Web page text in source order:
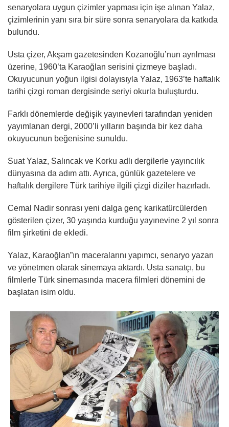
senaryolara uygun çizimler yapması için işe alınan Yalaz,
çizimlerinin yanı sıra bir süre sonra senaryolara da katkıda
bulundu.
Usta çizer, Akşam gazetesinden Kozanoğlu’nun ayrılması
üzerine, 1960’ta Karaoğlan serisini çizmeye başladı.
Okuyucunun yoğun ilgisi dolayısıyla Yalaz, 1963’te haftalık
tarihi çizgi roman dergisinde seriyi okurla buluşturdu.
Farklı dönemlerde değişik yayınevleri tarafından yeniden
yayımlanan dergi, 2000’li yılların başında bir kez daha
okuyucunun beğenisine sunuldu.
Suat Yalaz, Salıncak ve Korku adlı dergilerle yayıncılık
dünyasına da adım attı. Ayrıca, günlük gazetelere ve
haftalık dergilere Türk tarihiye ilgili çizgi diziler hazırladı.
Cemal Nadir sonrası yeni dalga genç karikatürcülerden
gösterilen çizer, 30 yaşında kurduğu yayınevine 2 yıl sonra
film şirketini de ekledi.
Yalaz, Karaoğlan”ın maceralarını yapımcı, senaryo yazarı
ve yönetmen olarak sinemaya aktardı. Usta sanatçı, bu
filmlerle Türk sinemasında macera filmleri dönemini de
başlatan isim oldu.